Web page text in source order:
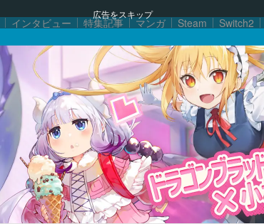
広告をスキップ
インタビュー 特集記事 マンガ Steam Switch2